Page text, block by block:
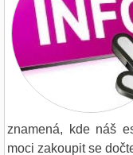
znamená, kde náš
moci zakoupit se